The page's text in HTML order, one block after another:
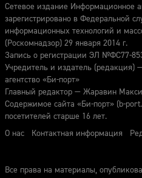
Сетевое издание Информационное
зарегистрировано в Федеральной
информационных технологий и
(Роскомнадзор) 29 января 2014 г.
Запись о регистрации ЭЛ №ФС77-
Учредитель и издатель
агентство «Би-порт»
Главный редактор — Жаравин
Содержимое сайта «Би-порт» (b-
посетителей старше 16 лет.
О нас
Контактная информация
Все права на материалы,